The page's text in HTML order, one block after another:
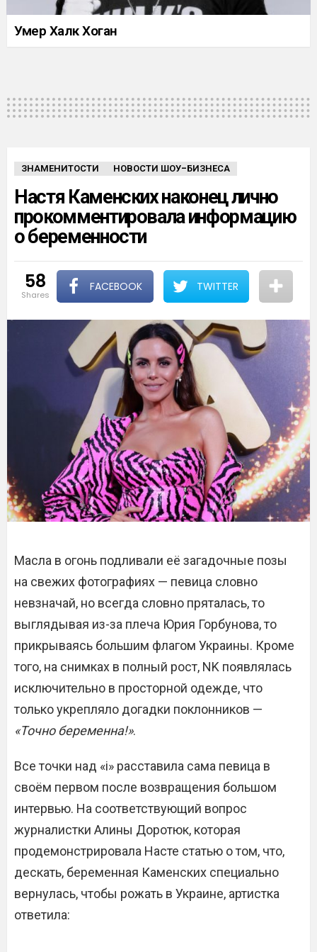
Умер Халк Хоган
ЗНАМЕНИТОСТИ НОВОСТИ ШОУ-БИЗНЕСА
Настя Каменских наконец лично
прокомментировала информацию
о беременности
58
shares
FACEBOOK TWITTER
Масла в огонь подливали её загадочные позы
на свежих фотографиях — певица словно
невзначай, но всегда словно пряталась, то
выглядывая из-за плеча Юрия Горбунова, то
прикрываясь большим флагом Украины. Кроме
того, на снимках в полный рост, NK появлялась
исключительно в просторной одежде, что
только укрепляло догадки поклонников —
«Точно беременна!».
Все точки над «і» расставила сама певица в
своём первом после возвращения большом
интервью. На соответствующий вопрос
журналистки Алины Доротюк, которая
продемонстрировала Насте статью о том, что,
дескать, беременная Каменских специально
вернулась, чтобы рожать в Украине, артистка
ответила: